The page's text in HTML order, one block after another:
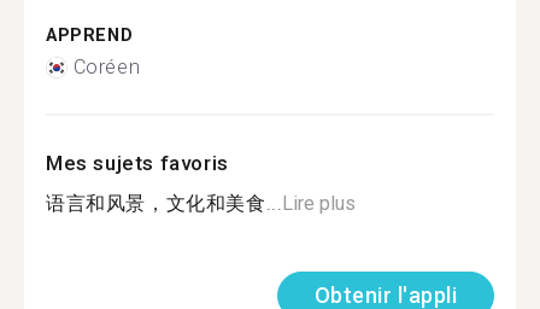
APPREND
Coréen
Mes sujets favoris
语言和风景，文化和美食...Lire plus
Obtenir l'appli